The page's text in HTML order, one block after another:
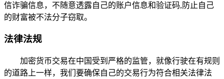
信诈骗信息，不随意透露自己的账户信息和验证码,防止自己
的财富被不法分子窃取。
法律法规
加密货币交易在中国受到严格的监管，就像行驶在有规则
的道路上一样，我们要确保自己的交易行为符合相关法律法